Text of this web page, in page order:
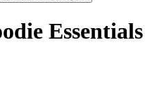
Essentials